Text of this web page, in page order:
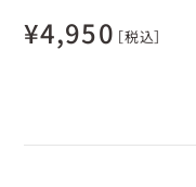
¥4,950 ［税込］